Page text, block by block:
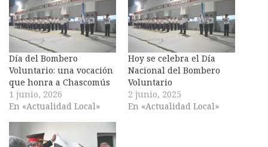
Día del Bombero
Voluntario: una vocación
que honra a Chascomús
1 junio, 2026
En «Actualidad Local»
Hoy se celebra el Día
Nacional del Bombero
Voluntario
2 junio, 2025
En «Actualidad Local»